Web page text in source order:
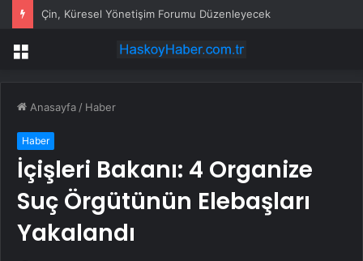
Çin, Küresel Yönetişim Forumu Düzenleyecek
Menü
Anasayfa / Haber
Haber
İçişleri Bakanı: 4 Organize
Suç Örgütünün Elebaşları
Yakalandı